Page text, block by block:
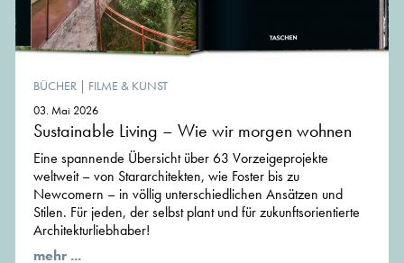
BÜCHER | FILME & KUNST
03. Mai 2026
Sustainable Living – Wie wir morgen wohnen
Eine spannende Übersicht über 63 Vorzeigeprojekte
weltweit – von Stararchitekten, wie Foster bis zu
Newcomern – in völlig unterschiedlichen Ansätzen und
Stilen. Für jeden, der selbst plant und für zukunftsorientierte
Architekturliebhaber!
mehr ...